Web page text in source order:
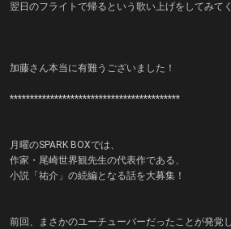
翌日のフライトで帰るという歌い上げをしてみて
加藤さん本当に有難うございました！
******************************************
月曜のSPARK BOXでは、
作家・尾崎世界観先生の代表作である、
小説「祐介」の続編となる話を大募集！
前回、まさかのユーチューバーだったことが発覚